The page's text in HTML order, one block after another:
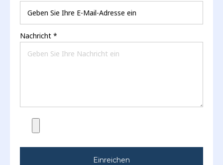
Nachricht *
Einreichen